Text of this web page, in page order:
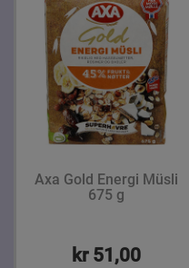
Axa Gold Energi Müsli
675 g
kr 51,00